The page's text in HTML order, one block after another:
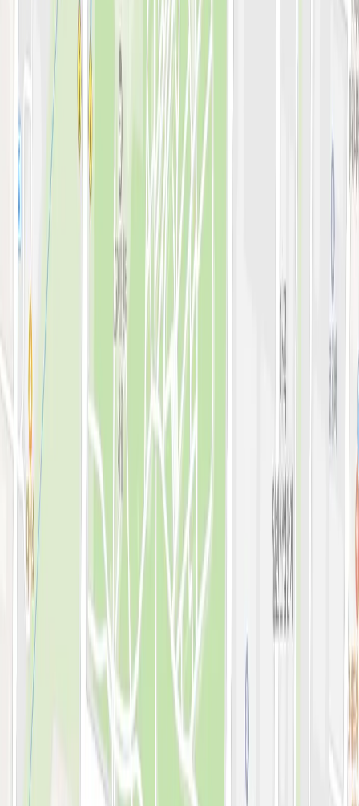
전문 아티클 시술백과
피부 고민별 가이드
시술&가격
이벤트
시술 예약하기
마이페이지
예약 확인·취소 지난 예약 조회 나의 보유 시술 나의 계정 정보